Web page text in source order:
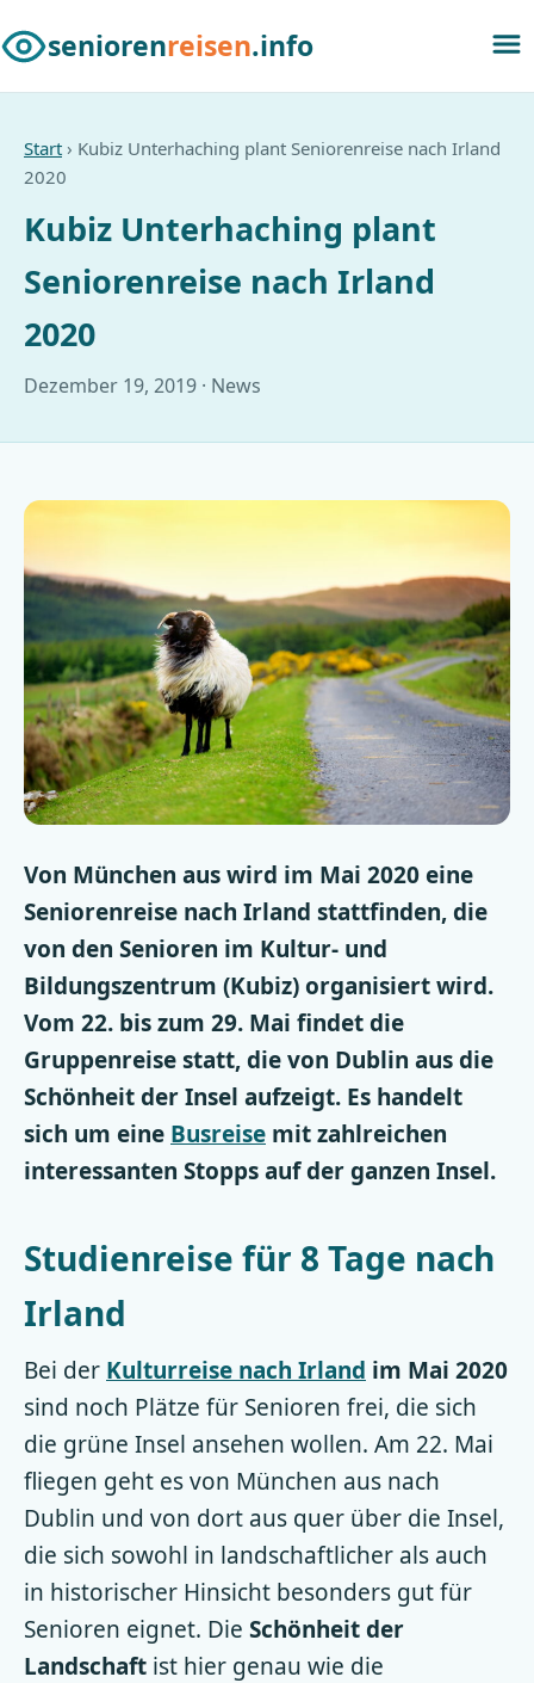
seniorenreisen.info
Start › Kubiz Unterhaching plant Seniorenreise nach Irland
2020
Kubiz Unterhaching plant
Seniorenreise nach Irland
2020
Dezember 19, 2019 · News
Von München aus wird im Mai 2020 eine
Seniorenreise nach Irland stattfinden, die
von den Senioren im Kultur- und
Bildungszentrum (Kubiz) organisiert wird.
Vom 22. bis zum 29. Mai findet die
Gruppenreise statt, die von Dublin aus die
Schönheit der Insel aufzeigt. Es handelt
sich um eine Busreise mit zahlreichen
interessanten Stopps auf der ganzen Insel.
Studienreise für 8 Tage nach
Irland
Bei der Kulturreise nach Irland im Mai 2020
sind noch Plätze für Senioren frei, die sich
die grüne Insel ansehen wollen. Am 22. Mai
fliegen geht es von München aus nach
Dublin und von dort aus quer über die Insel,
die sich sowohl in landschaftlicher als auch
in historischer Hinsicht besonders gut für
Senioren eignet. Die Schönheit der
Landschaft ist hier genau wie die